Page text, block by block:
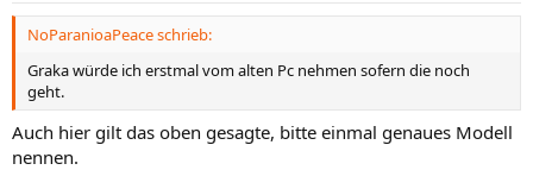
n
NoParanioaPeace schrieb:
Graka würde ich erstmal vom alten Pc nehmen sofern die noch
geht.
Auch hier gilt das oben gesagte, bitte einmal genaues Modell
nennen.